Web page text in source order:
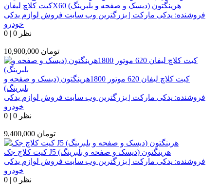
کیت کلاچ لیفانX60 هرینگتون (دیسک و صفحه و بلبرینگ)
فروشنده: یدکی مارکت | بزرگترین وب سایت فروش لوازم یدکی
خودرو
0 | 0 نظر
10,900,000 تومان
کیت کلاچ لیفان 620 موتور 1800هرینگتون (دیسک و صفحه و
بلبرینگ)
فروشنده: یدکی مارکت | بزرگترین وب سایت فروش لوازم یدکی
خودرو
0 | 0 نظر
9,400,000 تومان
کیت کلاچ جک J5 هرینگتون (دیسک و صفحه و بلبرینگ)
فروشنده: یدکی مارکت | بزرگترین وب سایت فروش لوازم یدکی
خودرو
0 | 0 نظر